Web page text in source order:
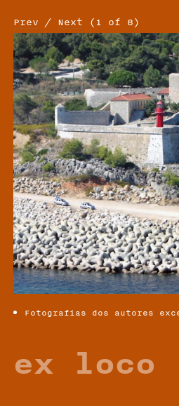
Prev / Next ( 1 of 8)
Fotografias dos autores
ex loco